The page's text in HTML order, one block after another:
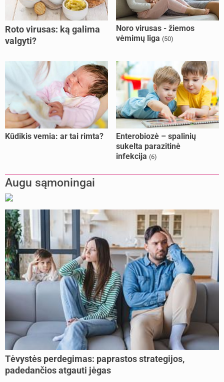
Roto virusas: ką galima
valgyti?
Noro virusas - žiemos
vėmimų liga (50)
Kūdikis vemia: ar tai rimta?
Enterobiozė – spalinių
sukelta parazitinė
infekcija (6)
Augu sąmoningai
Tėvystės perdegimas: paprastos strategijos,
padedančios atgauti jėgas